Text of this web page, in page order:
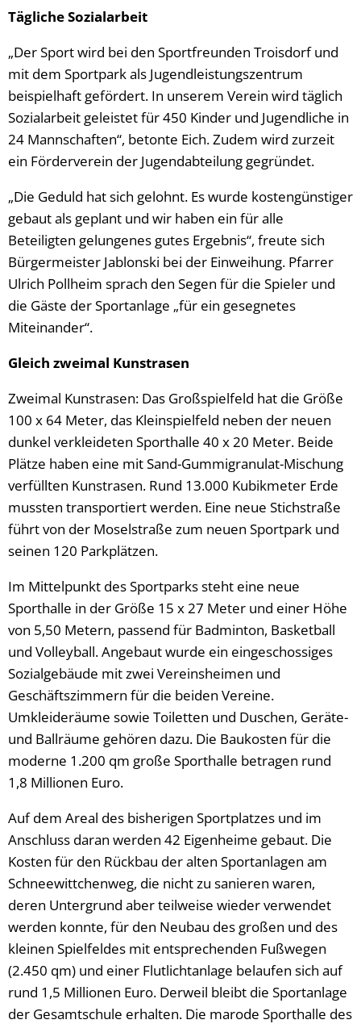
Tägliche Sozialarbeit
„Der Sport wird bei den Sportfreunden Troisdorf und
mit dem Sportpark als Jugendleistungszentrum
beispielhaft gefördert. In unserem Verein wird täglich
Sozialarbeit geleistet für 450 Kinder und Jugendliche in
24 Mannschaften“, betonte Eich. Zudem wird zurzeit
ein Förderverein der Jugendabteilung gegründet.
„Die Geduld hat sich gelohnt. Es wurde kostengünstiger
gebaut als geplant und wir haben ein für alle
Beteiligten gelungenes gutes Ergebnis“, freute sich
Bürgermeister Jablonski bei der Einweihung. Pfarrer
Ulrich Pollheim sprach den Segen für die Spieler und
die Gäste der Sportanlage „für ein gesegnetes
Miteinander“.
Gleich zweimal Kunstrasen
Zweimal Kunstrasen: Das Großspielfeld hat die Größe
100 x 64 Meter, das Kleinspielfeld neben der neuen
dunkel verkleideten Sporthalle 40 x 20 Meter. Beide
Plätze haben eine mit Sand-Gummigranulat-Mischung
verfüllten Kunstrasen. Rund 13.000 Kubikmeter Erde
mussten transportiert werden. Eine neue Stichstraße
führt von der Moselstraße zum neuen Sportpark und
seinen 120 Parkplätzen.
Im Mittelpunkt des Sportparks steht eine neue
Sporthalle in der Größe 15 x 27 Meter und einer Höhe
von 5,50 Metern, passend für Badminton, Basketball
und Volleyball. Angebaut wurde ein eingeschossiges
Sozialgebäude mit zwei Vereinsheimen und
Geschäftszimmern für die beiden Vereine.
Umkleideräume sowie Toiletten und Duschen, Geräte-
und Ballräume gehören dazu. Die Baukosten für die
moderne 1.200 qm große Sporthalle betragen rund
1,8 Millionen Euro.
Auf dem Areal des bisherigen Sportplatzes und im
Anschluss daran werden 42 Eigenheime gebaut. Die
Kosten für den Rückbau der alten Sportanlagen am
Schneewittchenweg, die nicht zu sanieren waren,
deren Untergrund aber teilweise wieder verwendet
werden konnte, für den Neubau des großen und des
kleinen Spielfeldes mit entsprechenden Fußwegen
(2.450 qm) und einer Flutlichtanlage belaufen sich auf
rund 1,5 Millionen Euro. Derweil bleibt die Sportanlage
der Gesamtschule erhalten. Die marode Sporthalle des